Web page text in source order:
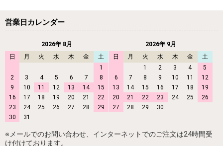
営業日カレンダー
2026年 8月
日
月 火 水 木 金
土
1
2
3 4 5 6 7
8
9
10 11 12 13 14
15
16
17 18 19 20 21
22
23
24 25 26 27 28
29
30
31
2026年 9月
日
月 火 水 木 金
土
1
2 3 4
5
6
7 8 9 10 11
12
13
14 15 16 17 18
19
20
21 22 23 24 25
26
27
28 29 30
※メールでのお問い合わせ、インターネットでのご注文は24時間受
け付けております。